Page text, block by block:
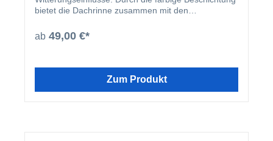
bietet die Dachrinne zusammen mit den
homogenes Gesamtbild.
ab 49,00 €*
Zum Produkt